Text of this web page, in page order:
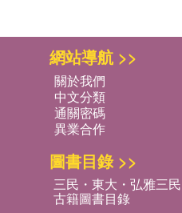
網站導航 >>
關於我們
中文分類
通關密碼
異業合作
圖書目錄 >>
三民・東大・弘雅三民
古籍圖書目錄